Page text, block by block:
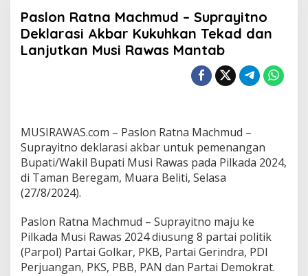
s
l
o
n
M
c
h
m
S
u
p
r
Paslon Ratna Machmud – Suprayitno
Deklarasi Akbar Kukuhkan Tekad dan
Lanjutkan Musi Rawas Mantab
MUSIRAWAS.com – Paslon Ratna Machmud –
Suprayitno deklarasi akbar untuk pemenangan
Bupati/Wakil Bupati Musi Rawas pada Pilkada 2024,
di Taman Beregam, Muara Beliti, Selasa
(27/8/2024).
Paslon Ratna Machmud – Suprayitno maju ke
Pilkada Musi Rawas 2024 diusung 8 partai politik
(Parpol) Partai Golkar, PKB, Partai Gerindra, PDI
Perjuangan, PKS, PBB, PAN dan Partai Demokrat.